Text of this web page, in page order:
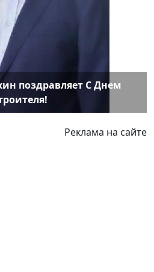
поздравляет С Днем
Реклама на сайте